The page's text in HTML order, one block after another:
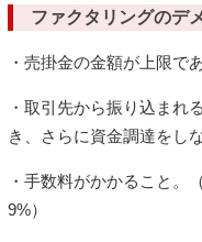
ファクタリングのデ
・売掛金の金額が上限で
・取引先から振り込まれ
き、さらに資金調達をし
・手数料がかかること。
9%）